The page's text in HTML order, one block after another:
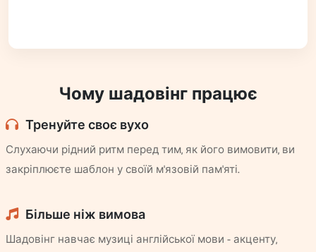
Чому шадовінг працює
Тренуйте своє вухо
Слухаючи рідний ритм перед тим, як його вимовити, ви
закріплюєте шаблон у своїй м'язовій пам'яті.
Більше ніж вимова
Шадовінг навчає музиці англійської мови - акценту,